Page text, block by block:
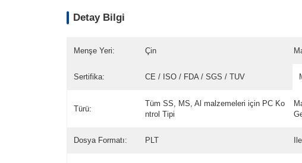
Detay Bilgi
Menşe Yeri: Çin
Sertifika: CE / ISO / FDA / SGS / TUV
Türü:
Tüm SS, MS, Al malzemeleri için PC Ko
ntrol Tipi
Dosya Formatı: PLT